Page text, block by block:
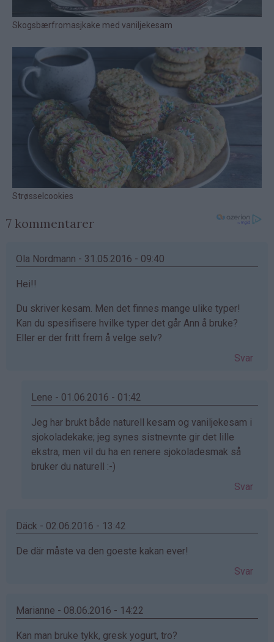
7 kommentarer
Ola Nordmann - 31.05.2016 - 09:40
Hei!!
Du skriver kesam. Men det finnes mange ulike typer!
Kan du spesifisere hvilke typer det går Ann å bruke?
Eller er der fritt frem å velge selv?
Svar
Lene - 01.06.2016 - 01:42
Som
svar
på
av
bekreftet)
Jeg har brukt både naturell kesam og vaniljekesam i
sjokoladekake; jeg synes sistnevnte gir det lille
ekstra, men vil du ha en renere sjokoladesmak så
bruker du naturell :-)
Svar
Däck - 02.06.2016 - 13:42
De där måste va den goeste kakan ever!
Svar
Marianne - 08.06.2016 - 14:22
Kan man bruke tykk, gresk yogurt, tro?